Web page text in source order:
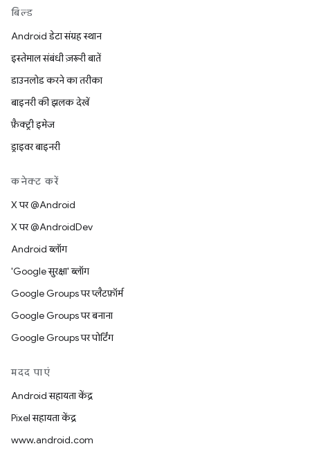
बिल्ड
Android डेटा संग्रह स्थान
इस्तेमाल संबंधी ज़रूरी बातें
डाउनलोड करने का तरीका
बाइनरी की झलक देखें
फ़ैक्ट्री इमेज
ड्राइवर बाइनरी
कनेक्ट करें
X पर @Android
X पर @AndroidDev
Android ब्लॉग
'Google सुरक्षा' ब्लॉग
Google Groups पर प्लैटफ़ॉर्म
Google Groups पर बनाना
Google Groups पर पोर्टिंग
मदद पाएं
Android सहायता केंद्र
Pixel सहायता केंद्र
www.android.com